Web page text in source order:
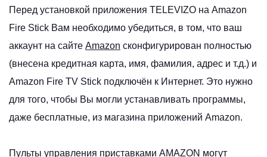
Перед установкой приложения TELEVIZO на Amazon
Fire Stick Вам необходимо убедиться, в том, что ваш
аккаунт на сайте Amazon сконфигурирован полностью
(внесена кредитная карта, имя, фамилия, адрес и т.д.) и
Amazon Fire TV Stick подключён к Интернет. Это нужно
для того, чтобы Вы могли устанавливать программы,
даже бесплатные, из магазина приложений Amazon.
Пульты управления приставками AMAZON могут